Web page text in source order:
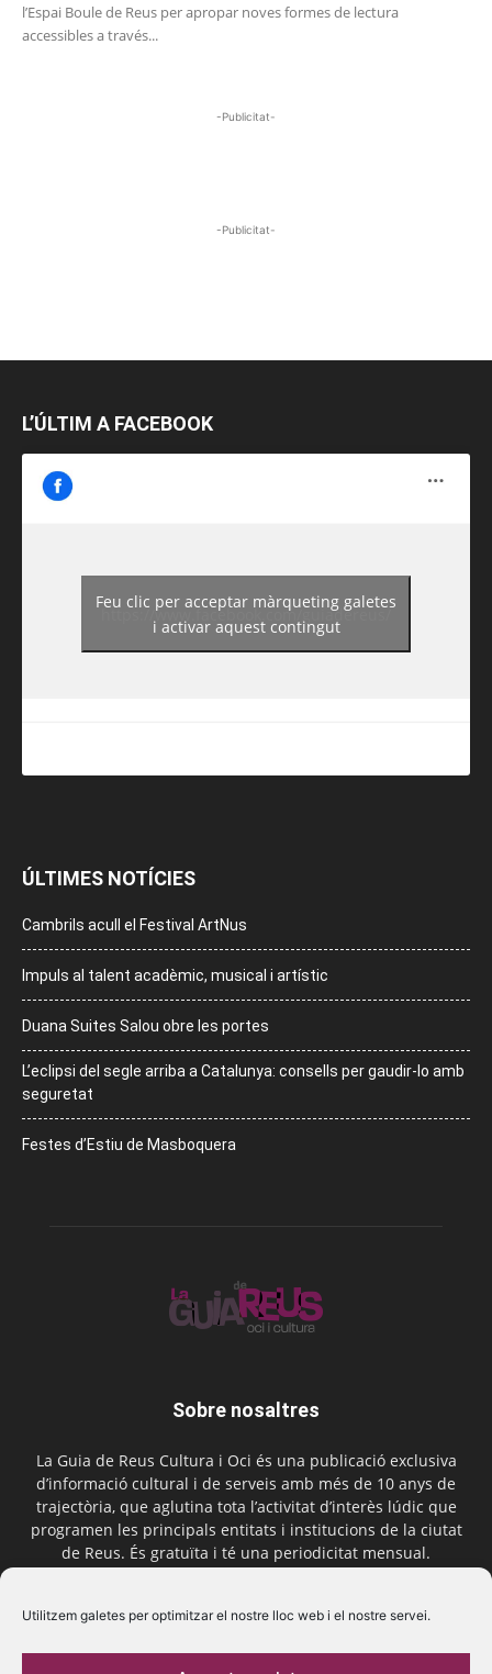
Utilitzem galetes per optimitzar el nostre lloc web i el nostre servei.
l’Espai Boule de Reus per apropar noves formes de lectura
accessibles a través...
-Publicitat-
-Publicitat-
L’ÚLTIM A FACEBOOK
https://www.facebook.com/guiadereus/
Feu clic per acceptar màrqueting galetes
i activar aquest contingut
ÚLTIMES NOTÍCIES
Cambrils acull el Festival ArtNus
Impuls al talent acadèmic, musical i artístic
Duana Suites Salou obre les portes
L’eclipsi del segle arriba a Catalunya: consells per gaudir-lo amb
seguretat
Festes d’Estiu de Masboquera
Sobre nosaltres
La Guia de Reus Cultura i Oci és una publicació exclusiva
d’informació cultural i de serveis amb més de 10 anys de
trajectòria, que aglutina tota l’activitat d’interès lúdic que
programen les principals entitats i institucions de la ciutat
de Reus. És gratuïta i té una periodicitat mensual.